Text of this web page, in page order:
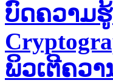
ບົດຄວາມຮູ້
ພິວເຕີຄວ